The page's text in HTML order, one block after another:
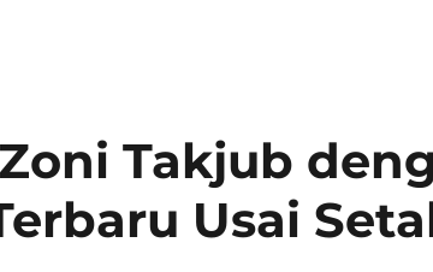
Takjub
Usai